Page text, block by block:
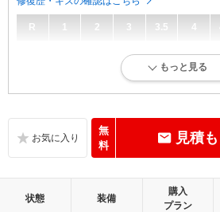
R 1 2 3 3.5 4
目立たない傷・凹み等が少しありますが、概
補修の必要な目立つ損傷、悪臭等がないこと
外装：
補修の必要な目立つ損傷がないこと
もっと見る
無
料
見積
状態 装備
購入
プラン